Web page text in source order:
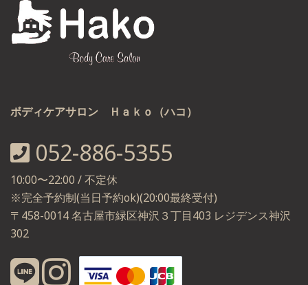
ボディケアサロン Ｈａｋｏ（ハコ）
052-886-5355
10:00〜22:00 / 不定休
※完全予約制(当日予約ok)(20:00最終受付)
〒458-0014 名古屋市緑区神沢３丁目403 レジデンス神沢
302